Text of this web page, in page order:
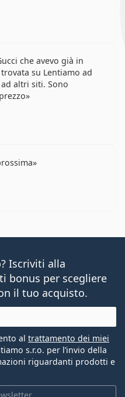
che avevo già in
su Lentiamo ad
altri siti. Sono
5 di 5
Iscriviti alla
bonus per scegliere
il tuo acquisto.
al trattamento dei miei
s.r.o. per l’invio della
riguardanti prodotti e